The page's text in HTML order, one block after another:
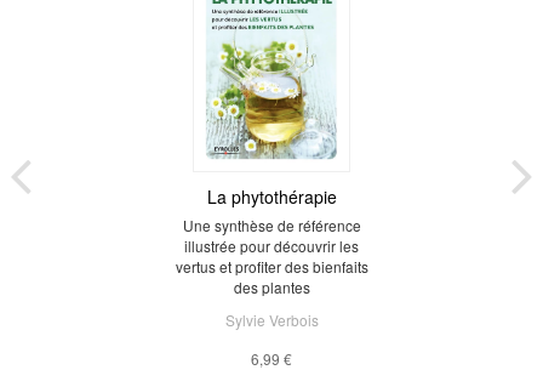
La phytothérapie
Une synthèse de référence
illustrée pour découvrir les
vertus et profiter des bienfaits
des plantes
Sylvie Verbois
6,99 €